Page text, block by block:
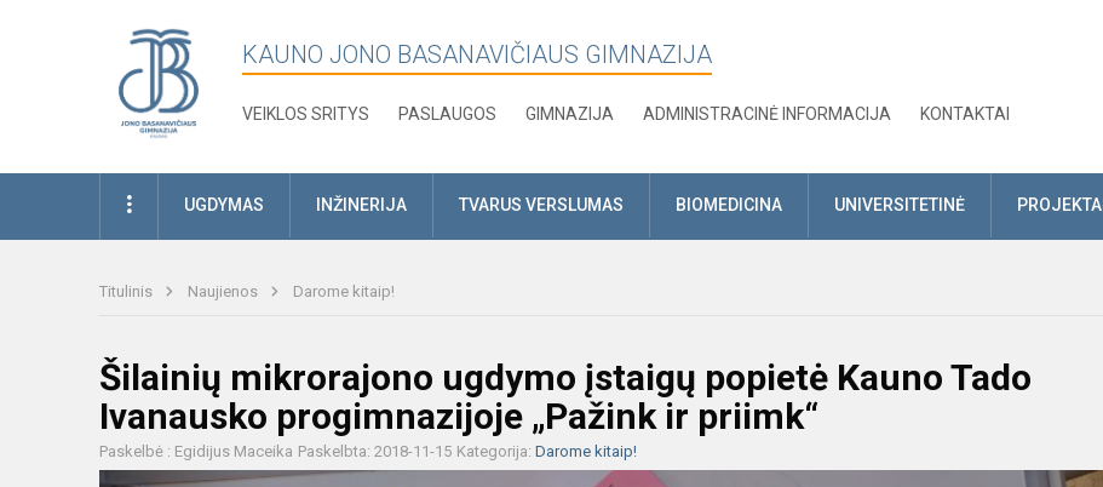
KAUNO JONO BASANAVIČIAUS GIMNAZIJA
VEIKLOS SRITYS PASLAUGOS GIMNAZIJA ADMINISTRACINĖ INFORMACIJA KONTAKTAI
UGDYMAS INŽINERIJA TVARUS VERSLUMAS BIOMEDICINA UNIVERSITETINĖ PROJEKTAI
Titulinis Naujienos Darome kitaip!
Šilainių mikrorajono ugdymo įstaigų popietė Kauno Tado
Ivanausko progimnazijoje „Pažink ir priimk“
Paskelbė : Egidijus Maceika Paskelbta: 2018-11-15 Kategorija: Darome kitaip!